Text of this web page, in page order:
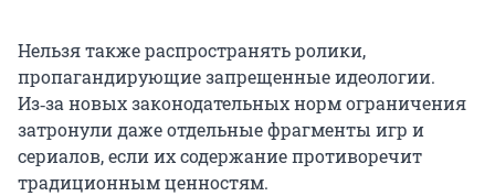
Нельзя также распространять ролики,
пропагандирующие запрещенные идеологии.
Из‑за новых законодательных норм ограничения
затронули даже отдельные фрагменты игр и
сериалов, если их содержание противоречит
традиционным ценностям.